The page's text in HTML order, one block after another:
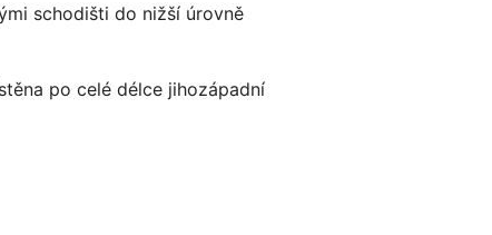
schodišti do nižší úrovně
po celé délce jihozápadní